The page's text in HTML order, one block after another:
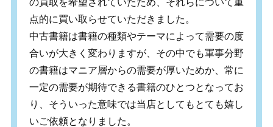
点的に買い取らせていただきました。
中古書籍は書籍の種類やテーマによって需要の度
合いが大きく変わりますが、その中でも軍事分野
の書籍はマニア層からの需要が厚いためか、常に
一定の需要が期待できる書籍のひとつとなってお
り、そういった意味では当店としてもとても嬉し
いご依頼となりました。